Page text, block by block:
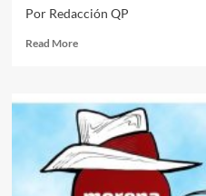
#InquiriendoLaNoticia
Por Redacción QP
Read MoreRead
una
miradita
al
cartón
de